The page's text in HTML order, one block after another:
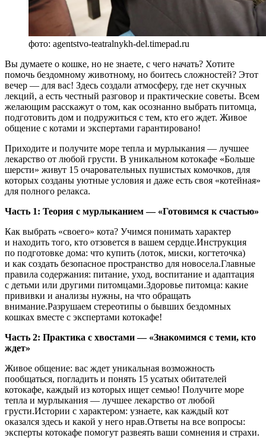
фото: agentstvo-teatralnykh-del.timepad.ru
Вы думаете о кошке, но не знаете, с чего начать? Хотите
помочь бездомному животному, но боитесь сложностей? Этот
вечер — для вас! Здесь создали атмосферу, где нет скучных
лекций, а есть честный разговор и практические советы. Всем
желающим расскажут о том, как осознанно выбрать питомца,
подготовить дом и подружиться с тем, кто его ждет. Живое
общение с котами и экспертами гарантировано!
Приходите и получите море тепла и мурлыкания — лучшее
лекарство от любой грусти. В уникальном котокафе «Больше
шерсти» живут 15 очаровательных пушистых комочков, для
которых созданы уютные условия и даже есть своя «котейная»
для полного релакса.
Часть 1: Теория с мурлыканием — «Готовимся к счастью»
Как выбрать «своего» кота? Учимся понимать характер
и находить того, кто отзовется в вашем сердце.Инструкция
по подготовке дома: что купить (лоток, миски, когтеточка)
и как создать безопасное пространство для новосела.Главные
правила содержания: питание, уход, воспитание и адаптация
с детьми или другими питомцами.Здоровье питомца: какие
прививки и анализы нужны, на что обращать
внимание.Разрушаем стереотипы о бывших бездомных
кошках вместе с экспертами котокафе!
Часть 2: Практика с хвостами — «Знакомимся с теми, кто
ждет»
Живое общение: вас ждет уникальная возможность
пообщаться, погладить и понять 15 усатых обитателей
котокафе, каждый из которых ищет семью! Получите море
тепла и мурлыкания — лучшее лекарство от любой
грусти.Истории с характером: узнаете, как каждый кот
оказался здесь и какой у него нрав.Ответы на все вопросы:
эксперты котокафе помогут развеять ваши сомнения и страхи.